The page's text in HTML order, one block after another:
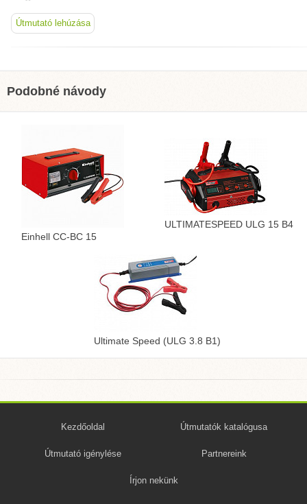
Útmutató lehúzása
Podobné návody
Einhell CC-BC 15
ULTIMATESPEED ULG 15 B4
Ultimate Speed (ULG 3.8 B1)
Kezdőoldal Útmutatók katalógusa
Útmutató igénylése Partnereink
Írjon nekünk